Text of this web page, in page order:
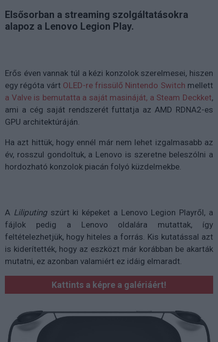
Elsősorban a streaming szolgáltatásokra
alapoz a Lenovo Legion Play.
Erős éven vannak túl a kézi konzolok szerelmesei, hiszen
egy régóta várt OLED-re frissülő Nintendo Switch mellett
a Valve is bemutatta a saját masináját, a Steam Deckket,
ami a cég saját rendszerét futtatja az AMD RDNA2-es
GPU architektúráján.
Ha azt hittük, hogy ennél már nem lehet izgalmasabb az
év, rosszul gondoltuk, a Lenovo is szeretne beleszólni a
hordozható konzolok piacán folyó küzdelmekbe.
A Liliputingszúrt ki képeket a Lenovo Legion Playről, a
fájlok pedig a Lenovo oldalára mutattak, így
feltételezhetjük, hogy hiteles a forrás. Kis kutatással azt
is kiderítették, hogy az eszközt már korábban be akarták
mutatni, ez azonban valamiért ez idáig elmaradt.
Kattints a képre a galériáért!